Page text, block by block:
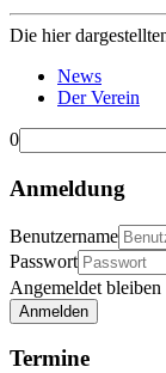
Die hier
News
Der Verein
0
Anmeldung
Benutzername
Passwort
Angemeldet bleiben
Anmelden
Termine